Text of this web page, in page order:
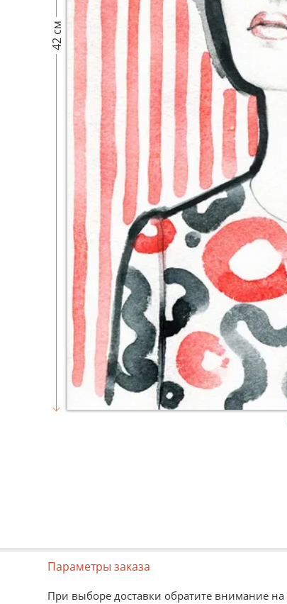
42 см
Параметры заказа
При выборе доставки обратите внимание на